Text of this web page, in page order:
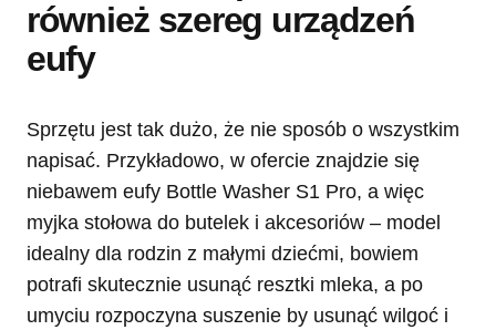
również szereg urządzeń
eufy
Sprzętu jest tak dużo, że nie sposób o wszystkim
napisać. Przykładowo, w ofercie znajdzie się
niebawem eufy Bottle Washer S1 Pro, a więc
myjka stołowa do butelek i akcesoriów – model
idealny dla rodzin z małymi dziećmi, bowiem
potrafi skutecznie usunąć resztki mleka, a po
umyciu rozpoczyna suszenie by usunąć wilgoć i